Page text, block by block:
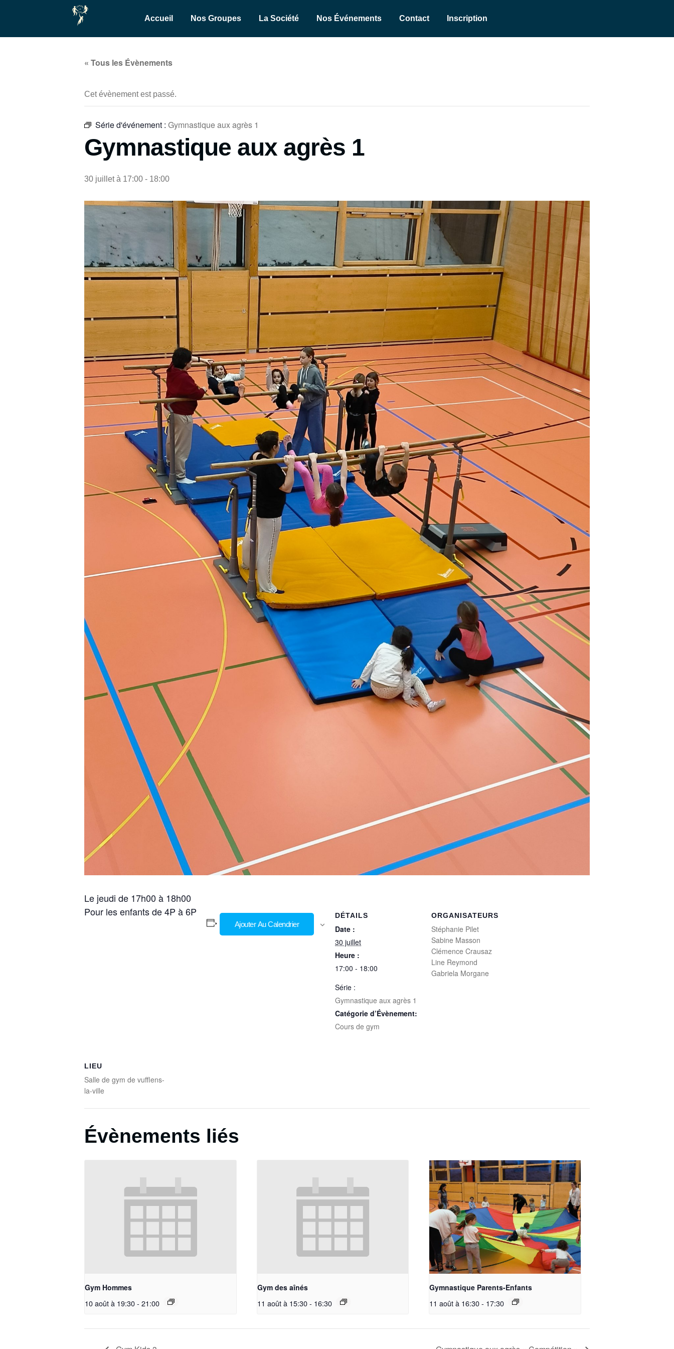
Accueil Nos Groupes La Société Nos Événements Contact Inscription
« Tous les Évènements
Cet évènement est passé.
Série d'événement : Gymnastique aux agrès 1
Gymnastique aux agrès 1
30 juillet à 17:00 - 18:00
Le jeudi de 17h00 à 18h00
Pour les enfants de 4P à 6P
Ajouter Au Calendrier
DÉTAILS
Date :
30 juillet
Heure :
17:00 - 18:00
Série :
Gymnastique aux agrès 1
Catégorie d’Évènement:
Cours de gym
ORGANISATEURS
Stéphanie Pilet
Sabine Masson
Clémence Crausaz
Line Reymond
Gabriela Morgane
LIEU
Salle de gym de vufflens-
la-ville
Évènements liés
Gym Hommes
10 août à 19:30- 21:00
Gym des aînés
11 août à 15:30 - 16:30
Gymnastique Parents-Enfants
11 août à 16:30- 17:30